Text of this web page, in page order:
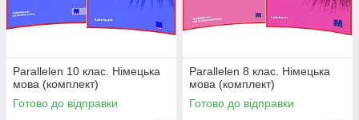
Parallelen 10 клас. Німецька
мова (комплект)
Готово до відправки
Parallelen 8 клас. Німецька
мова (комплект)
Готово до відправки